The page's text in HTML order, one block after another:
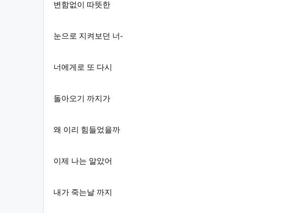
변함없이 따뜻한
눈으로 지켜보던 너-
너에게로 또 다시
돌아오기 까지가
왜 이리 힘들었을까
이제 나는 알았어
내가 죽는날 까지